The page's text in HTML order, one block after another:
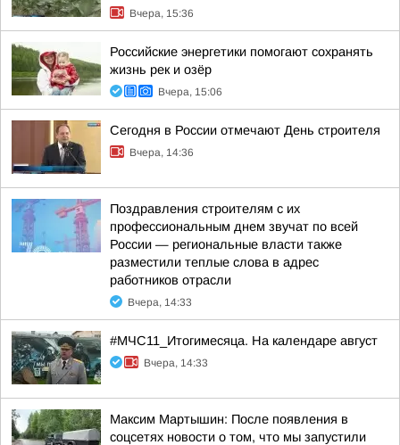
Вчера, 15:36
Российские энергетики помогают сохранять
жизнь рек и озёр
Вчера, 15:06
Сегодня в России отмечают День строителя
Вчера, 14:36
Поздравления строителям с их
профессиональным днем звучат по всей
России — региональные власти также
разместили теплые слова в адрес
работников отрасли
Вчера, 14:33
#МЧС11_Итогимесяца. На календаре август
Вчера, 14:33
Максим Мартышин: После появления в
соцсетях новости о том, что мы запустили